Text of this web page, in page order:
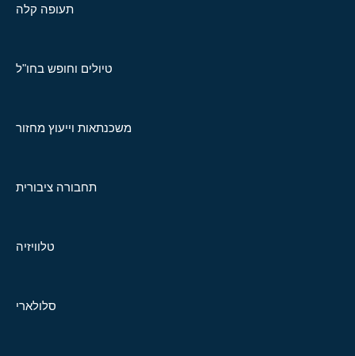
תעופה קלה
טיולים וחופש בחו"ל
משכנתאות וייעוץ מחזור
תחבורה ציבורית
טלוויזיה
סלולארי